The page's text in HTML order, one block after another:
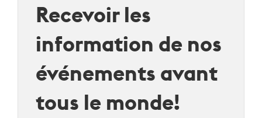
Recevoir les
information de nos
événements avant
tous le monde!